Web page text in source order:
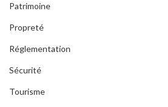
Patrimoine
Propreté
Réglementation
Sécurité
Tourisme